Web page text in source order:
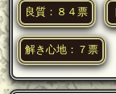
良質：８４票
解き心地：７票